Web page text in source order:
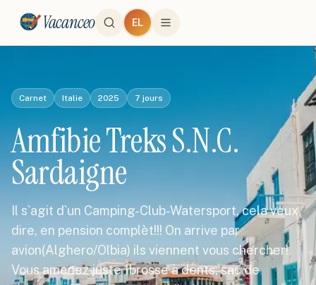
Vacanceo EL
Carnet Italie 2025 7 jours
Amfibie Treks S.N.C.
Sardaigne
Il s`agit d`un Camping-Club-Watersport, cela veux
dire, en pension complèt!!! On arrive par
avion(Alghero/Olbia) ils viennent vous chercher!
Vous amenez juste 1brosse à dents, sac de